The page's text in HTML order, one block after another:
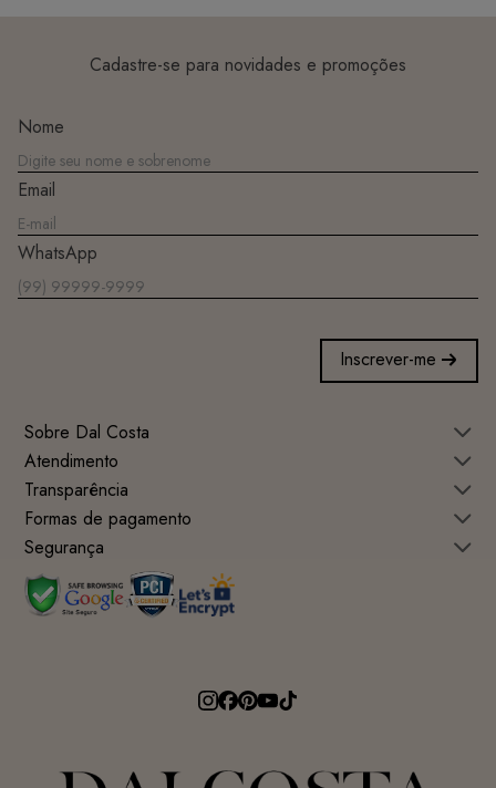
sombra e evite a secadora.
Para cores vibrantes: Lave as peças antes do primeiro uso e siga as
Cadastre-se para novidades e promoções
Nome
Email
WhatsApp
Inscrever-me
Sobre Dal Costa
Atendimento
Transparência
Formas de pagamento
Segurança